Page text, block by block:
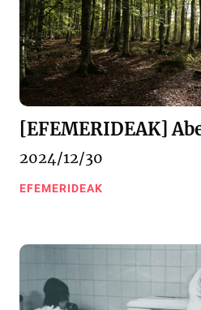
[EFEMERIDEAK]
2024/12/30
EFEMERIDEAK